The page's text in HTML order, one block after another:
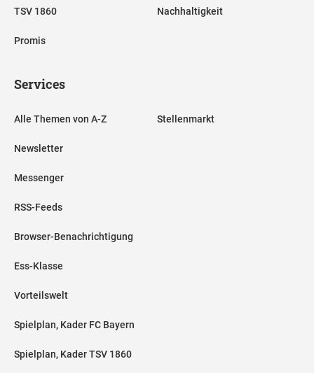
TSV 1860
Promis
Nachhaltigkeit
Services
Alle Themen von A-Z
Newsletter
Messenger
RSS-Feeds
Browser-Benachrichtigung
Ess-Klasse
Vorteilswelt
Spielplan, Kader FC Bayern
Spielplan, Kader TSV 1860
Stellenmarkt